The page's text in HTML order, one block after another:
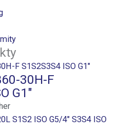
30H-F
G1″